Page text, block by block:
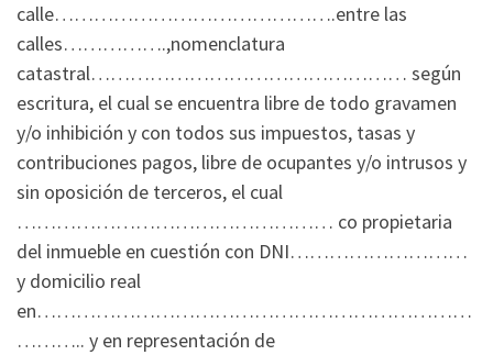
calle…………………………………….entre las
calles…………….,nomenclatura
catastral………………………………………… según
escritura, el cual se encuentra libre de todo gravamen
y/o inhibición y con todos sus impuestos, tasas y
contribuciones pagos, libre de ocupantes y/o intrusos y
sin oposición de terceros, el cual
………………………………………… co propietaria
del inmueble en cuestión con DNI………………………
y domicilio real
en…………………………………………………………
……….. y en representación de